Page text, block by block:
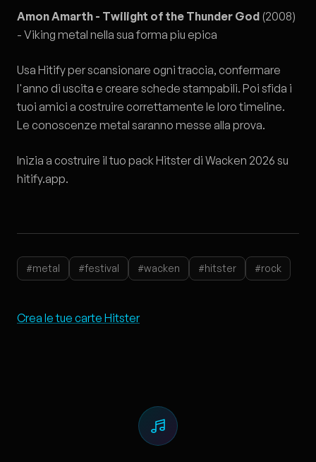
Amon Amarth - Twilight of the Thunder God (2008)
- Viking metal nella sua forma piu epica
Usa Hitify per scansionare ogni traccia, confermare
l'anno di uscita e creare schede stampabili. Poi sfida i
tuoi amici a costruire correttamente le loro timeline.
Le conoscenze metal saranno messe alla prova.
Inizia a costruire il tuo pack Hitster di Wacken 2026 su
hitify.app.
#metal #festival #wacken #hitster #rock
Crea le tue carte Hitster